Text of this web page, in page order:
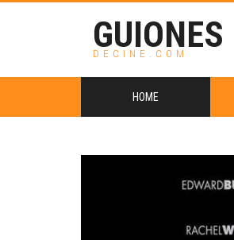
GUIONES
DECINE.COM
HOME